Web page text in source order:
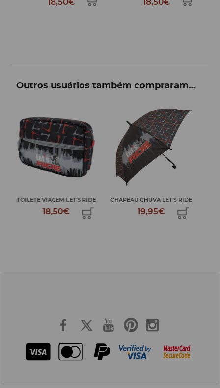
18,50€ 18,50€
Outros usuários também compraram...
CHAPEAU CHUVA LET'S RIDE
19,95€
TOILETE VIAGEM LET'S RIDE
18,50€